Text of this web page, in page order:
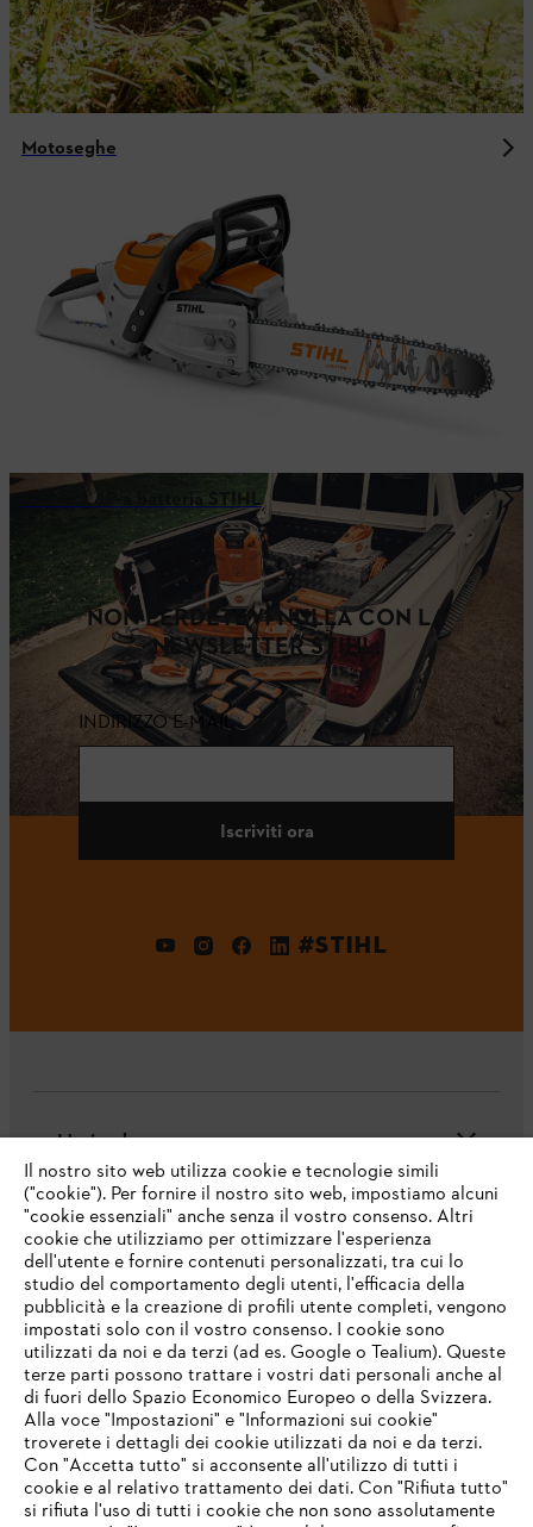
Motoseghe
Sistema AP a batteria STIHL
NON PERDETEVI NULLA CON LA
NEWSLETTER STIHL.
INDIRIZZO E-MAIL
Iscriviti ora
#STIHL
L'azienda
Domande frequenti
Assistenza
Protezione dati Nota legale Cookies
IHR BROWSER WIRD NICHT
UNTERSTÜTZT
Sie nutzen einen Browser, den wir noch nicht unterstützen. Für
eine optimale Nutzung unserer Seite empfehlen wir Ihnen, zu
Il nostro sito web utilizza cookie e tecnologie simili
("cookie"). Per fornire il nostro sito web, impostiamo alcuni
"cookie essenziali" anche senza il vostro consenso. Altri
cookie che utilizziamo per ottimizzare l'esperienza
dell'utente e fornire contenuti personalizzati, tra cui lo
studio del comportamento degli utenti, l'efficacia della
pubblicità e la creazione di profili utente completi, vengono
impostati solo con il vostro consenso. I cookie sono
utilizzati da noi e da terzi (ad es. Google o Tealium). Queste
terze parti possono trattare i vostri dati personali anche al
di fuori dello Spazio Economico Europeo o della Svizzera.
Alla voce "Impostazioni" e "Informazioni sui cookie"
troverete i dettagli dei cookie utilizzati da noi e da terzi.
Con "Accetta tutto" si acconsente all'utilizzo di tutti i
cookie e al relativo trattamento dei dati. Con "Rifiuta tutto"
si rifiuta l'uso di tutti i cookie che non sono assolutamente